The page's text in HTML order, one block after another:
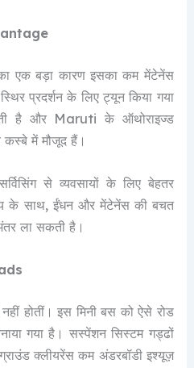
एक बड़ा कारण इसका कम मेंटेनेंस
प्रदर्शन के लिए ट्यून किया गया
है और Maruti के ऑथोराइज्ड
में मौजूद हैं।
से व्यवसायों के लिए बेहतर
के साथ, ईंधन और मेंटेनेंस की बचत
ला सकती है।
होतीं। इस मिनी बस को ऐसे रोड
गया है। सस्पेंशन सिस्टम गड्ढों
क्लीयरेंस कम अंडरबॉडी इश्यूज़